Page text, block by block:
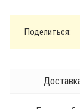
Поделиться: